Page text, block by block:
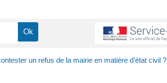
un refus de la mairie en matière d'état civil ?